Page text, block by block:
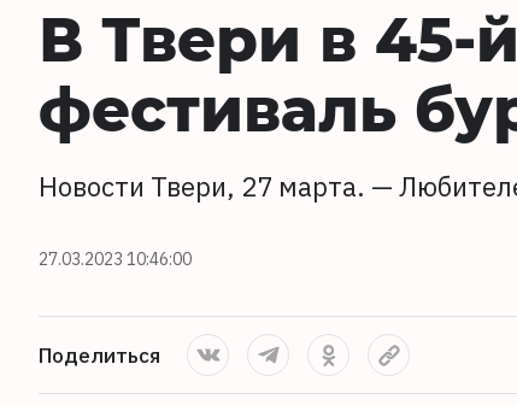
В Твери в 45-
фестиваль
Новости Твери, 27 марта. —
27.03.2023 10:46:00
Поделиться